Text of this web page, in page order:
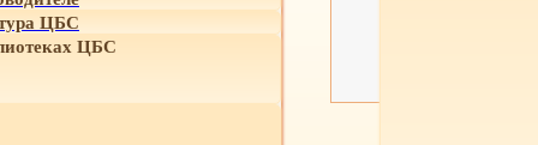
ЦБС
ЦБС